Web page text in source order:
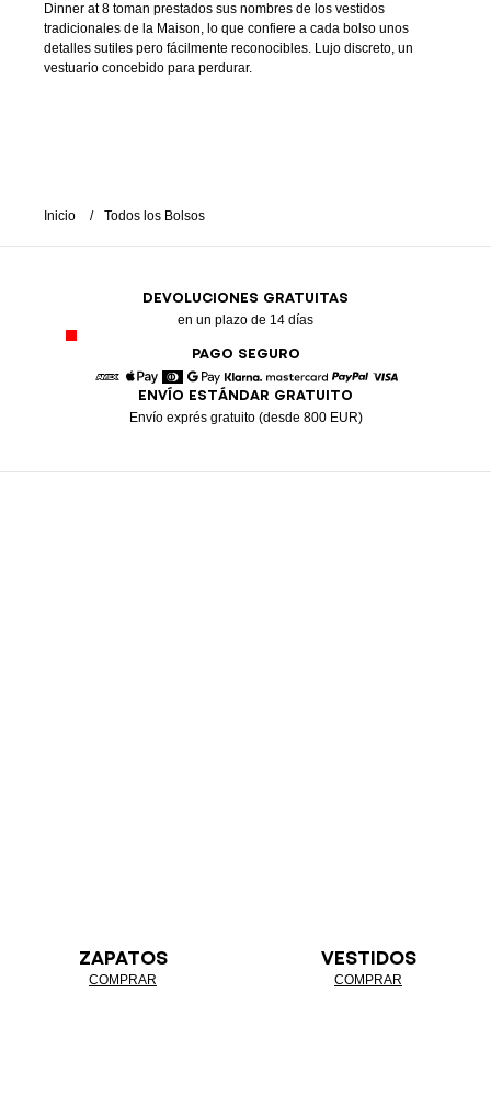
Dinner at 8 toman prestados sus nombres de los vestidos
tradicionales de la Maison, lo que confiere a cada bolso unos
detalles sutiles pero fácilmente reconocibles. Lujo discreto, un
vestuario concebido para perdurar.
Inicio Todos los Bolsos
DEVOLUCIONES GRATUITAS
en un plazo de 14 días
PAGO SEGURO
American Express
Apple Pay
DinersGoogle Pay
Klarna MastercardPaypal
ENVÍO ESTÁNDAR GRATUITO
Envío exprés gratuito (desde 800 EUR)
ZAPATOS
COMPRAR
VESTIDOS
COMPRAR